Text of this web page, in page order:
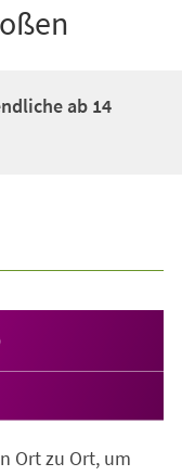
ab 14
Ort zu Ort, um